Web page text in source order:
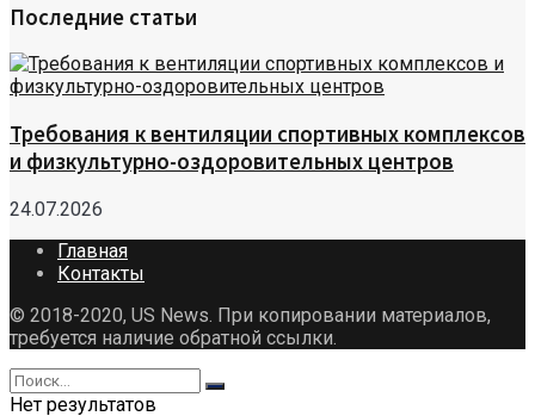
Последние статьи
Требования к вентиляции спортивных комплексов
и физкультурно-оздоровительных центров
24.07.2026
Главная
Контакты
© 2018-2020, US News. При копировании материалов,
требуется наличие обратной ссылки.
Нет результатов